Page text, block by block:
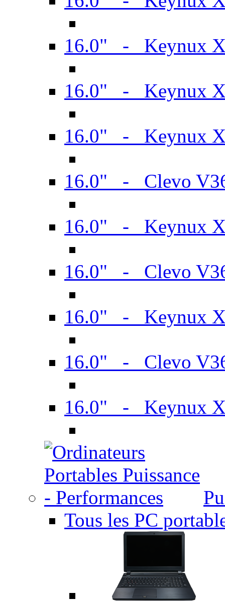
16.0" - Keynux
16.0" - Keynux
16.0" - Keynux
16.0" - Clevo
16.0" - Keynux
16.0" - Clevo
16.0" - Keynux
16.0" - Clevo
16.0" - Keynux
Tous les PC